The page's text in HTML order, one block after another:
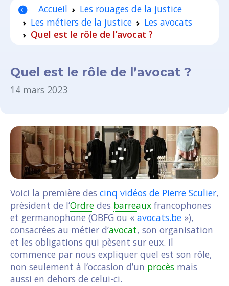
Accueil
Les rouages de la justice
Les métiers de la justice
Les avocats
Quel est le rôle de l’avocat ?
Quel est le rôle de l’avocat ?
14 mars 2023
Voici la première des cinq vidéos de Pierre Sculier,
président de l’Ordre des barreaux francophones
et germanophone (OBFG ou « avocats.be »),
consacrées au métier d’avocat, son organisation
et les obligations qui pèsent sur eux. Il
commence par nous expliquer quel est son rôle,
non seulement à l’occasion d’un procès mais
aussi en dehors de celui-ci.